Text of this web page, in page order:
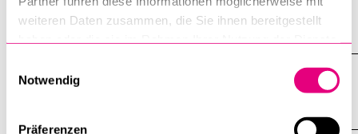
weiteren Daten zusammen, die Sie ihnen bereitgestellt
Notwendig
Präferenzen
Wann finden Vorlesungsprüfungen statt?
Was ist, wenn ich eine Vorlesungsprüfung